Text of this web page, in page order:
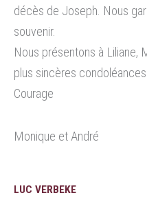
décès de Joseph. Nous
souvenir.
Nous présentons à Liliane,
plus sincères condoléances.
Courage
Monique et André
LUC VERBEKE